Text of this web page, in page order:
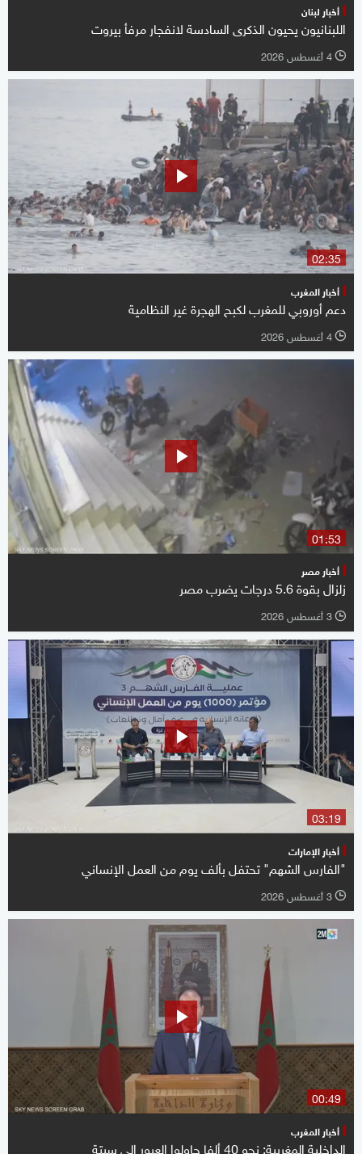
أخبار لبنان
اللبنانيون يحيون الذكرى السادسة لانفجار مرفأ بيروت
l 4 أغسطس 2026
02:35
أخبار المغرب
دعم أوروبي للمغرب لكبح الهجرة غير النظامية
l 4 أغسطس 2026
01:53
أخبار مصر
زلزال بقوة 5.6 درجات يضرب مصر
l 3 أغسطس 2026
03:19
أخبار الإمارات
"الفارس الشهم" تحتفل بألف يوم من العمل الإنساني
l 3 أغسطس 2026
00:49
أخبار المغرب
الداخلية المغربية: نحو 40 ألفا حاولوا العبور إلى سبتة